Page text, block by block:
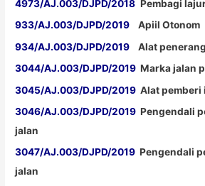
4973/AJ.003/DJPD/2018
Pembagi
933/AJ.003/DJPD/2019 Apiil Otonom
934/AJ.003/DJPD/2019 Alat
3044/AJ.003/DJPD/2019 Marka jalan
3045/AJ.003/DJPD/2019 Alat pemberi
3046/AJ.003/DJPD/2019 Pengendali
jalan
3047/AJ.003/DJPD/2019 Pengendali
jalan